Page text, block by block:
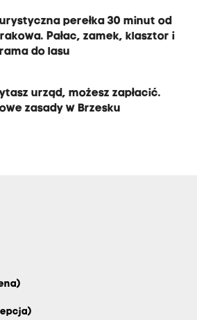
perełka 30 minut od
Pałac, zamek, klasztor i
do lasu
urząd, możesz zapłacić.
zasady w Brzesku